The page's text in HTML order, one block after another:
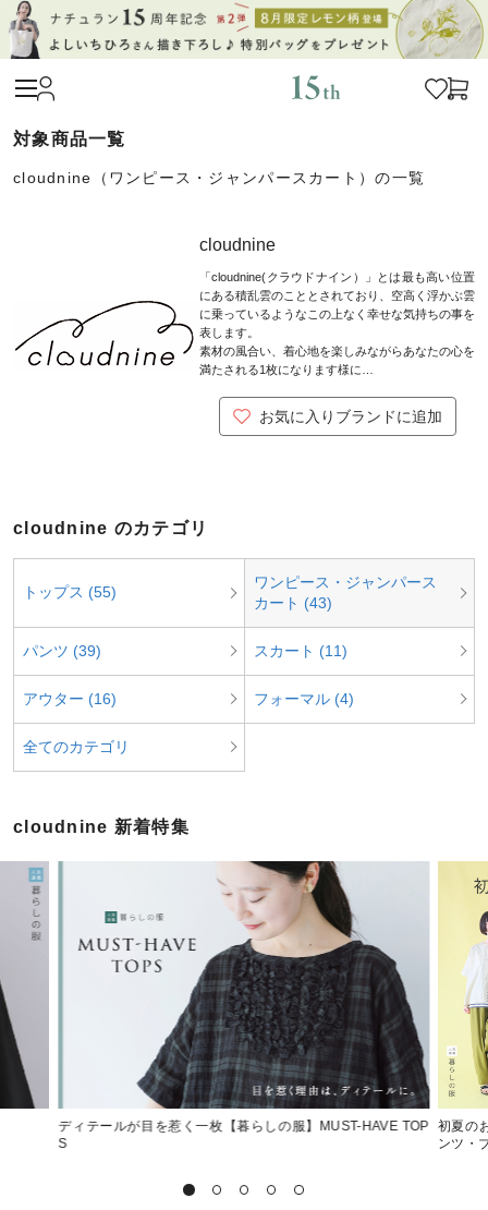
cloudnine（ワンピース・ジャンパースカート）の一覧
cloudnine
「cloudnine(クラウドナイン）」とは最も高い位置
にある積乱雲のこととされており、空高く浮かぶ雲
に乗っているようなこの上なく幸せな気持ちの事を
表します。
素材の風合い、着心地を楽しみながらあなたの心を
満たされる1枚になります様に…
お気に入りブランドに追加
cloudnine のカテゴリ
トップス (55)
ワンピース・ジャンパース
カート (43)
パンツ (39) スカート (11)
アウター (16) フォーマル (4)
全てのカテゴリ
cloudnine 新着特集
ディテールが目を惹く一枚【暮らしの服】MUST-HAVE TOP
S
初夏の
ンツ・